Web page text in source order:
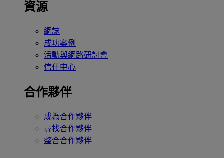
資源
網誌
成功案例
活動與網路研討會
信任中心
合作夥伴
成為合作夥伴
尋找合作夥伴
整合合作夥伴